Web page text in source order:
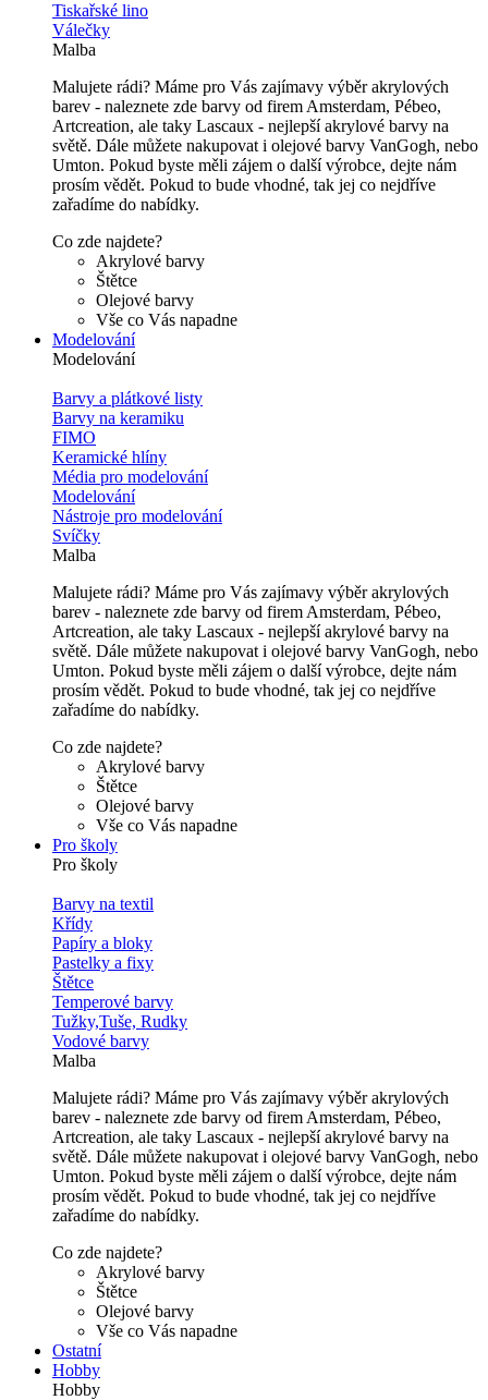
Tiskařské lino
Válečky
Malba
Malujete rádi? Máme pro Vás zajímavy výběr akrylových
barev - naleznete zde barvy od firem Amsterdam, Pébeo,
Artcreation, ale taky Lascaux - nejlepší akrylové barvy na
světě. Dále můžete nakupovat i olejové barvy VanGogh, nebo
Umton. Pokud byste měli zájem o další výrobce, dejte nám
prosím vědět. Pokud to bude vhodné, tak jej co nejdříve
zařadíme do nabídky.
Co zde najdete?
Akrylové barvy
Štětce
Olejové barvy
Vše co Vás napadne
Modelování
Modelování
Barvy a plátkové listy
Barvy na keramiku
FIMO
Keramické hlíny
Média pro modelování
Modelování
Nástroje pro modelování
Svíčky
Malba
Malujete rádi? Máme pro Vás zajímavy výběr akrylových
barev - naleznete zde barvy od firem Amsterdam, Pébeo,
Artcreation, ale taky Lascaux - nejlepší akrylové barvy na
světě. Dále můžete nakupovat i olejové barvy VanGogh, nebo
Umton. Pokud byste měli zájem o další výrobce, dejte nám
prosím vědět. Pokud to bude vhodné, tak jej co nejdříve
zařadíme do nabídky.
Co zde najdete?
Akrylové barvy
Štětce
Olejové barvy
Vše co Vás napadne
Pro školy
Pro školy
Barvy na textil
Křídy
Papíry a bloky
Pastelky a fixy
Štětce
Temperové barvy
Tužky,Tuše, Rudky
Vodové barvy
Malba
Malujete rádi? Máme pro Vás zajímavy výběr akrylových
barev - naleznete zde barvy od firem Amsterdam, Pébeo,
Artcreation, ale taky Lascaux - nejlepší akrylové barvy na
světě. Dále můžete nakupovat i olejové barvy VanGogh, nebo
Umton. Pokud byste měli zájem o další výrobce, dejte nám
prosím vědět. Pokud to bude vhodné, tak jej co nejdříve
zařadíme do nabídky.
Co zde najdete?
Akrylové barvy
Štětce
Olejové barvy
Vše co Vás napadne
Ostatní
Hobby
Hobby